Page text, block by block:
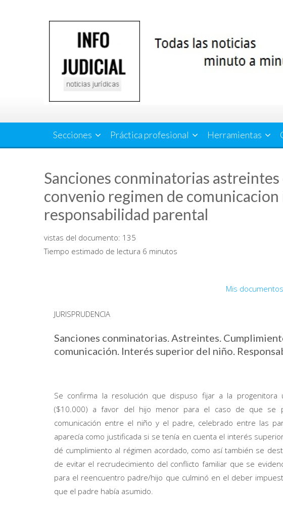
Secciones Práctica profesional Herramientas
Sanciones conminatorias
convenio regimen de
responsabilidad parental
vistas del documento: 135
Tiempo estimado de lectura 6 minutos
Mis documentos
JURISPRUDENCIA
Sanciones conminatorias. Astreintes.
comunicación. Interés superior del niño.
Se confirma la resolución que dispuso fijar a la
($10.000) a favor del hijo menor para el caso de que se
comunicación entre el niño y el padre, celebrado entre las
aparecía como justificada si se tenía en cuenta el interés
dé cumplimiento al régimen acordado, como así también se
de evitar el recrudecimiento del conflicto familiar que se
para el reencuentro padre/hijo que culminó en el deber
que el padre había asumido.